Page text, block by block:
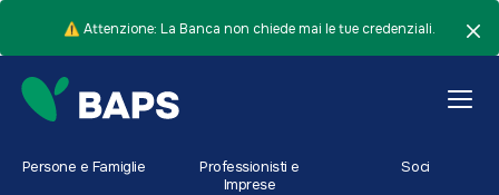
⚠️ Attenzione: La Banca non chiede mai le tue credenziali.
Persone e Famiglie
Professionisti e
Imprese
Soci